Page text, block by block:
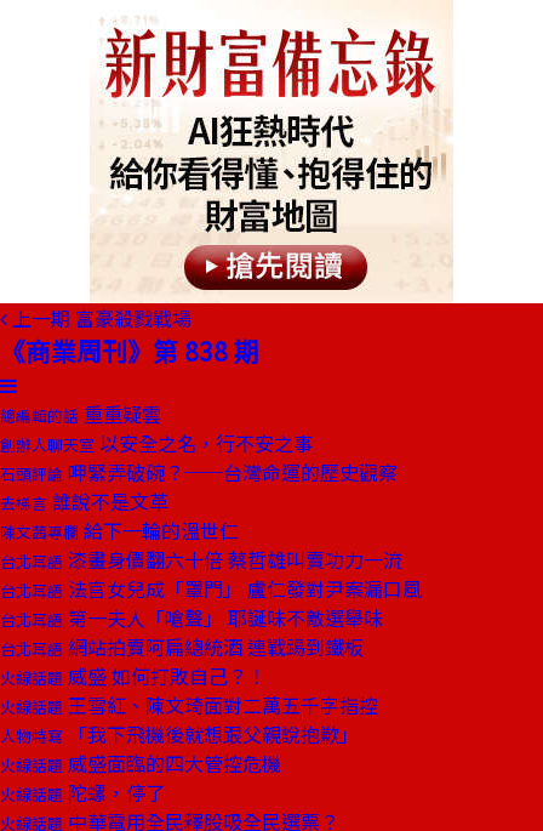
上一期 富豪殺戮戰場
《商業周刊》第 838 期
總編輯的話 重重疑雲
創辦人聊天室 以安全之名，行不安之事
石頭評論 呷緊弄破碗？──台灣命運的歷史觀察
去梯言 誰說不是文革
陳文茜專欄 給下一輪的溫世仁
台北耳語 漆畫身價翻六十倍 蔡哲雄叫賣功力一流
台北耳語 法官女兒成「罩門」 盧仁發對尹案漏口風
台北耳語 第一夫人「嗆聲」 耶誕味不敵選舉味
台北耳語 網站拍賣阿扁總統酒 連戰踢到鐵板
火線話題 威盛 如何打敗自己？！
火線話題 王雪紅、陳文琦面對二萬五千字指控
人物特寫 「我下飛機後就想跟父親說抱歉」
火線話題 威盛面臨的四大管控危機
火線話題 陀螺，停了
火線話題 中華電用全民釋股吸全民選票？